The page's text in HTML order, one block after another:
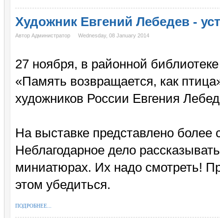
Художник Евгений Лебедев -
Автор Администратор Wednesday, 08 January 2014
27 ноября, в районной
«Память возвращается, как
художников России Евгения
На выставке представлено более
Неблагодарное дело
миниатюрах. Их надо смотреть!
этом убедиться.
ПОДРОБНЕЕ...